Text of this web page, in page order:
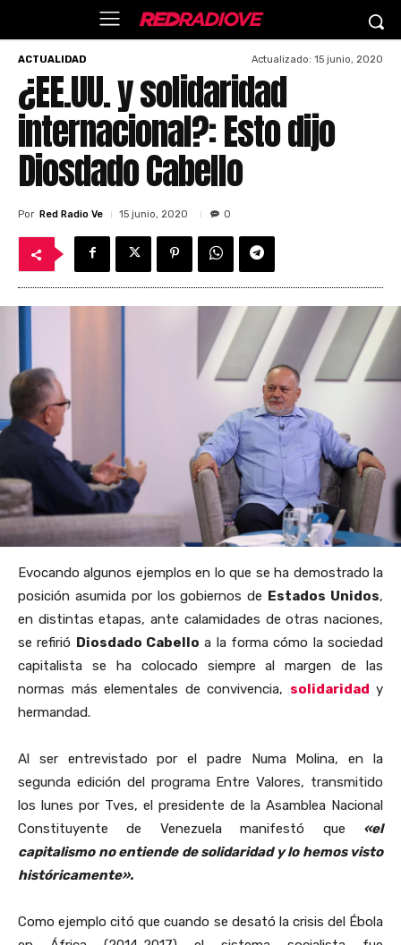
ACTUALIDAD Actualizado: 15 junio, 2020
¿EE.UU. y solidaridad
internacional?: Esto dijo
Diosdado Cabello
Por Red Radio Ve 15 junio, 2020 0
Evocando algunos ejemplos en lo que se ha demostrado la
posición asumida por los gobiernos de Estados Unidos,
en distintas etapas, ante calamidades de otras naciones,
se refirió Diosdado Cabello a la forma cómo la sociedad
capitalista se ha colocado siempre al margen de las
normas más elementales de convivencia, solidaridad y
hermandad.
Al ser entrevistado por el padre Numa Molina, en la
segunda edición del programa Entre Valores, transmitido
los lunes por Tves, el presidente de la Asamblea Nacional
Constituyente de Venezuela manifestó que «el
capitalismo no entiende de solidaridad y lo hemos visto
históricamente».
Como ejemplo citó que cuando se desató la crisis del Ébola